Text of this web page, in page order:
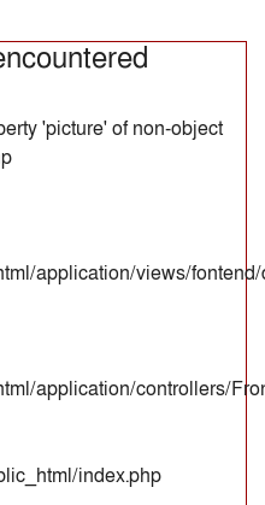
'picture' of non-object
application/views/
application/controllers/
index.php